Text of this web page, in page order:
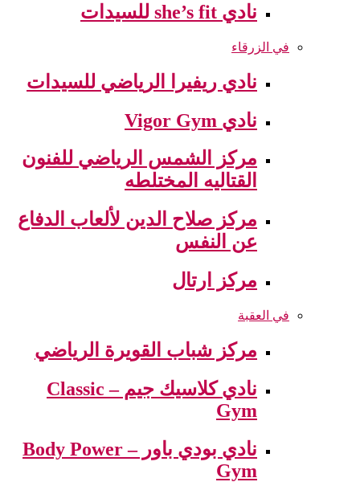
نادي she’s fit للسيدات
في الزرقاء
نادي ريفيرا الرياضي للسيدات
نادي Vigor Gym
مركز الشمس الرياضي للفنون
القتاليه المختلطه
مركز صلاح الدين لألعاب الدفاع
عن النفس
مركز ارتال
في العقبة
مركز شباب القويرة الرياضي
نادي كلاسيك جيم – Classic
Gym
نادي بودي باور – Body Power
Gym